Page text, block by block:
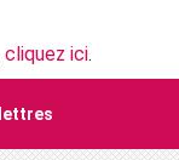
cliquez ici.